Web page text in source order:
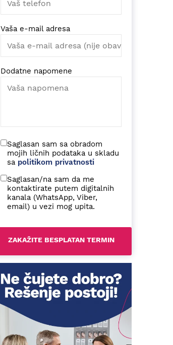
Vaša e-mail adresa
Dodatne napomene
Saglasan sam sa obradom
mojih ličnih podataka u skladu
sa politikom privatnosti
Saglasan/na sam da me
kontaktirate putem digitalnih
kanala (WhatsApp, Viber,
email) u vezi mog upita.